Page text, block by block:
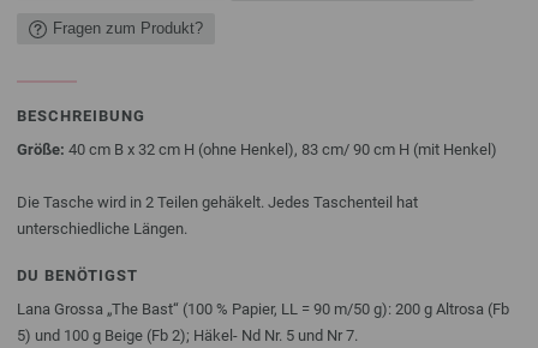
Fragen zum Produkt?
BESCHREIBUNG
Größe: 40 cm B x 32 cm H (ohne Henkel), 83 cm/ 90 cm H (mit Henkel)
Die Tasche wird in 2 Teilen gehäkelt. Jedes Taschenteil hat
unterschiedliche Längen.
DU BENÖTIGST
Lana Grossa „The Bast“ (100 % Papier, LL = 90 m/50 g): 200 g Altrosa (Fb
5) und 100 g Beige (Fb 2); Häkel- Nd Nr. 5 und Nr 7.